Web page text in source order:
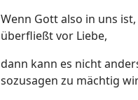
Wenn Gott also in uns
überfließt vor Liebe,
dann kann es nicht
sozusagen zu mächtig